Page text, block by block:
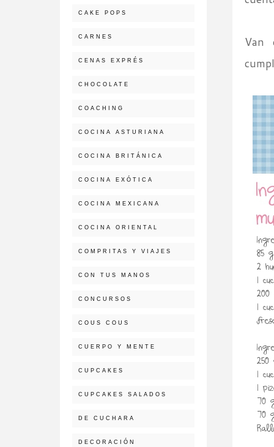
Van
CAKE POPS
CARNES
CENAS EXPRÉS
CHOCOLATE
COACHING
COCINA ASTURIANA
COCINA BRITÁNICA
COCINA EXÓTICA
COCINA MEXICANA
COCINA ORIENTAL
COMPRITAS Y VIAJES
CON TUS MANOS
CONCURSOS
COUS COUS
CUERPO Y MENTE
CUPCAKES
CUPCAKES SALADOS
DE CUCHARA
DECORACIÓN